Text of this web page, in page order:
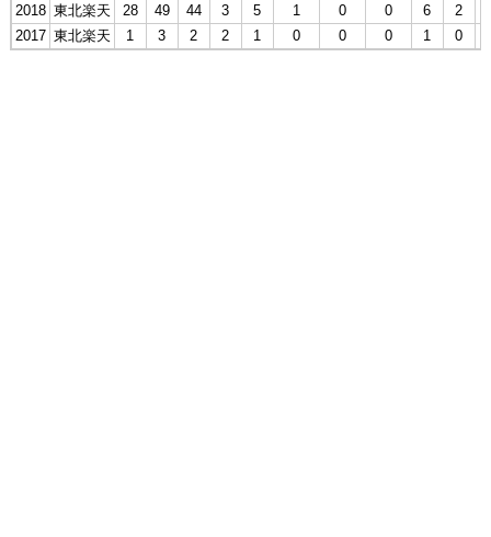
2018 東北楽天 28 49 44 3 5 1 0 0 6 2
2017 東北楽天 1 3 2 2 1 0 0 0 1 0